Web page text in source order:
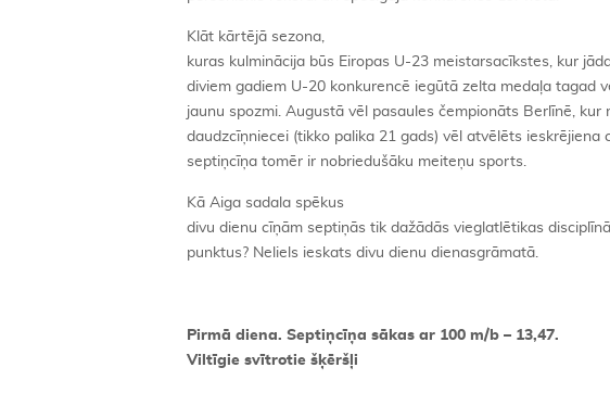
Klāt kārtējā sezona,
kuras kulminācija būs Eiropas U-23 meistarsacīkstes, kur
diviem gadiem U-20 konkurencē iegūtā zelta medaļa tagad
jaunu spozmi. Augustā vēl pasaules čempionāts Berlīnē, kur
daudzcīņniecei (tikko palika 21 gads) vēl atvēlēts ieskrējiena
septiņcīņa tomēr ir nobriedušāku meiteņu sports.
Kā Aiga sadala spēkus
divu dienu cīņām septiņās tik dažādās vieglatlētikas
punktus? Neliels ieskats divu dienu dienasgrāmatā.
Pirmā diena. Septiņcīņa sākas ar 100 m/b – 13,47.
Viltīgie svītrotie šķēršļi